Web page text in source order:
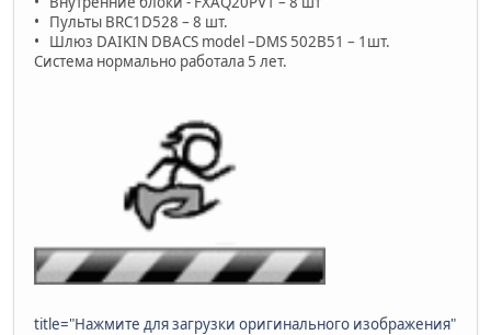
• Пульты BRC1D528 – 8 шт.
• Шлюз DAIKIN DBACS model –DMS 502B51 – 1шт.
Система нормально работала 5 лет.
title="Нажмите для загрузки оригинального изображения"